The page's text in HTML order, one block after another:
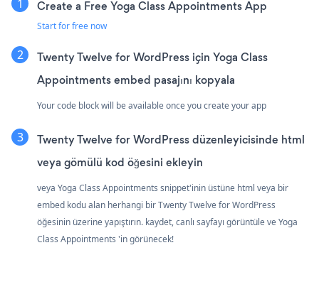
Create a Free Yoga Class Appointments App
Start for free now
Twenty Twelve for WordPress için Yoga Class
Appointments embed pasajını kopyala
Your code block will be available once you create your app
Twenty Twelve for WordPress düzenleyicisinde html
veya gömülü kod öğesini ekleyin
veya Yoga Class Appointments snippet'inin üstüne html veya bir
embed kodu alan herhangi bir Twenty Twelve for WordPress
öğesinin üzerine yapıştırın. kaydet, canlı sayfayı görüntüle ve Yoga
Class Appointments 'in görünecek!